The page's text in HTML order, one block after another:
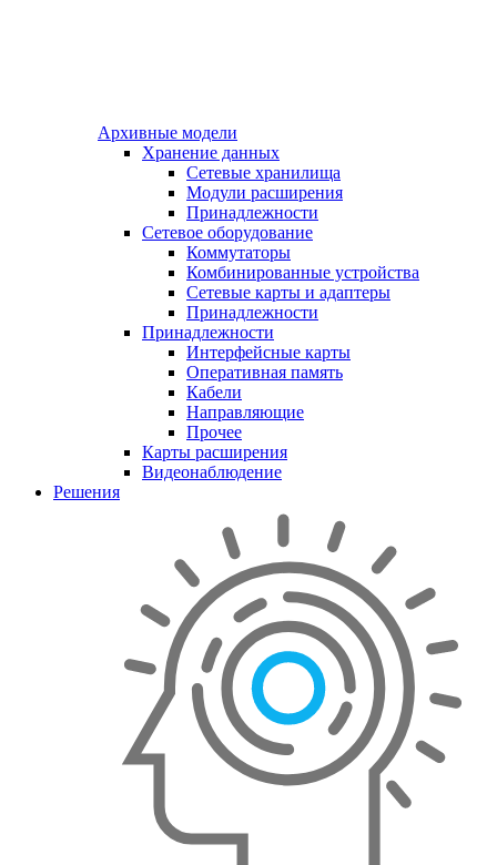
Архивные модели
Хранение данных
Сетевые хранилища
Модули расширения
Принадлежности
Сетевое оборудование
Коммутаторы
Комбинированные устройства
Сетевые карты и адаптеры
Принадлежности
Принадлежности
Интерфейсные карты
Оперативная память
Кабели
Направляющие
Прочее
Карты расширения
Видеонаблюдение
Решения